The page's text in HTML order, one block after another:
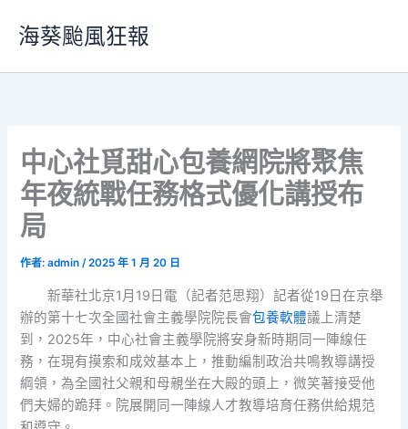
要
海葵颱風狂報
中心社覓甜心包養網院將聚焦
年夜統戰任務格式優化講授布
局
作者:admin/2025 年 1 月 20 日
新華社北京1月19日電（記者范思翔）記者從19日在京舉
辦的第十七次全國社會主義學院院長會包養軟體議上清楚
到，2025年，中心社會主義學院將安身新時期同一陣線任
務，在現有摸索和成效基本上，推動編制政治共鳴教導講授
綱領，為全國社父親和母親坐在大殿的頭上，微笑著接受他
們夫婦的跪拜。院展開同一陣線人才教導培育任務供給規范